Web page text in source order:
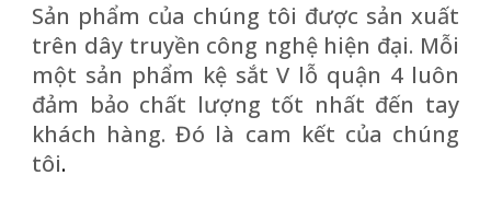
Sản phẩm của chúng tôi được sản xuất
trên dây truyền công nghệ hiện đại. Mỗi
một sản phẩm kệ sắt V lỗ quận 4luôn
đảm bảo chất lượng tốt nhất đến tay
khách hàng. Đó là cam kết của chúng
tôi.